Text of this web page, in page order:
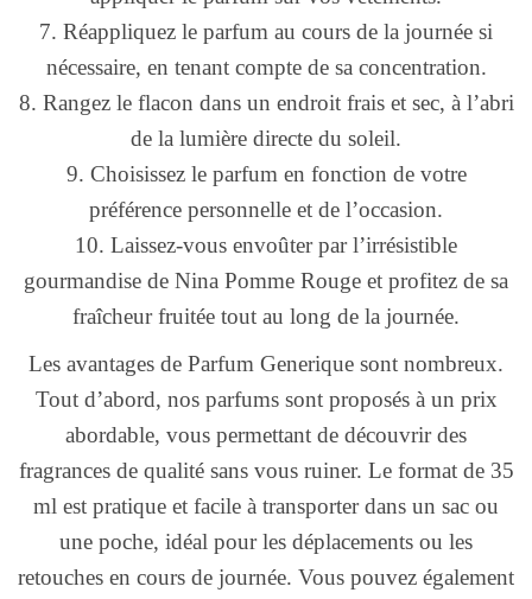
7. Réappliquez le parfum au cours de la journée si
nécessaire, en tenant compte de sa concentration.
8. Rangez le flacon dans un endroit frais et sec, à l’abri
de la lumière directe du soleil.
9. Choisissez le parfum en fonction de votre
préférence personnelle et de l’occasion.
10. Laissez-vous envoûter par l’irrésistible
gourmandise de Nina Pomme Rouge et profitez de sa
fraîcheur fruitée tout au long de la journée.
Les avantages de Parfum Generique sont nombreux.
Tout d’abord, nos parfums sont proposés à un prix
abordable, vous permettant de découvrir des
fragrances de qualité sans vous ruiner. Le format de 35
ml est pratique et facile à transporter dans un sac ou
une poche, idéal pour les déplacements ou les
retouches en cours de journée. Vous pouvez également